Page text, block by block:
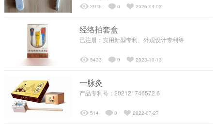
┗━售后服务
养生理念
┗━经络检测
2975 0 2025-04-03
经络拍套盒
已注册：实用新型专利、外观设计专利等
5433 0 2023-10-13
一脉灸
产品专利号：202121746572.6
514 0 2022-07-27